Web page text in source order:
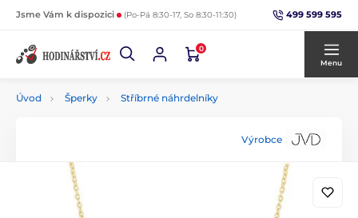
Jsme Vám k dispozici (Po-Pá 8:30-17, So 8:30-11:30) 499 599 595
0
Menu
Úvod Šperky Stříbrné náhrdelníky
Výrobce